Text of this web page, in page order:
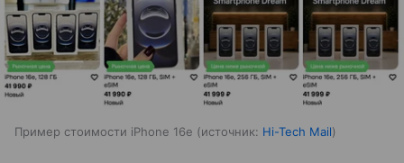
Пример стоимости iPhone 16e источник: Hi-Tech Mail